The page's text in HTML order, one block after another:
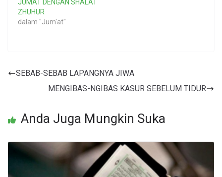
JUMAT DENGAN SHALAT
ZHUHUR
dalam "Jum'at"
SEBAB-SEBAB LAPANGNYA JIWA
MENGIBAS-NGIBAS KASUR SEBELUM TIDUR
Anda Juga Mungkin Suka